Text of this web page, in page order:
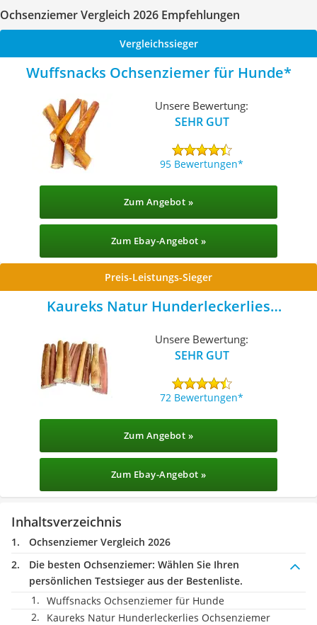
Ochsenziemer Vergleich 2026 Empfehlungen
Vergleichssieger
Wuffsnacks Ochsenziemer für Hunde
Unsere Bewertung:
SEHR GUT
95 Bewertungen
Zum Angebot »
Zum Ebay-Angebot »
Preis-Leistungs-Sieger
Kaureks Natur Hunderleckerlies
Unsere Bewertung:
SEHR GUT
72 Bewertungen
Zum Angebot »
Zum Ebay-Angebot »
Inhaltsverzeichnis
Ochsenziemer Vergleich 2026
Die besten Ochsenziemer: Wählen Sie Ihren
persönlichen Testsieger aus der Bestenliste.
Wuffsnacks Ochsenziemer für Hunde
Kaureks Natur Hunderleckerlies Ochsenziemer